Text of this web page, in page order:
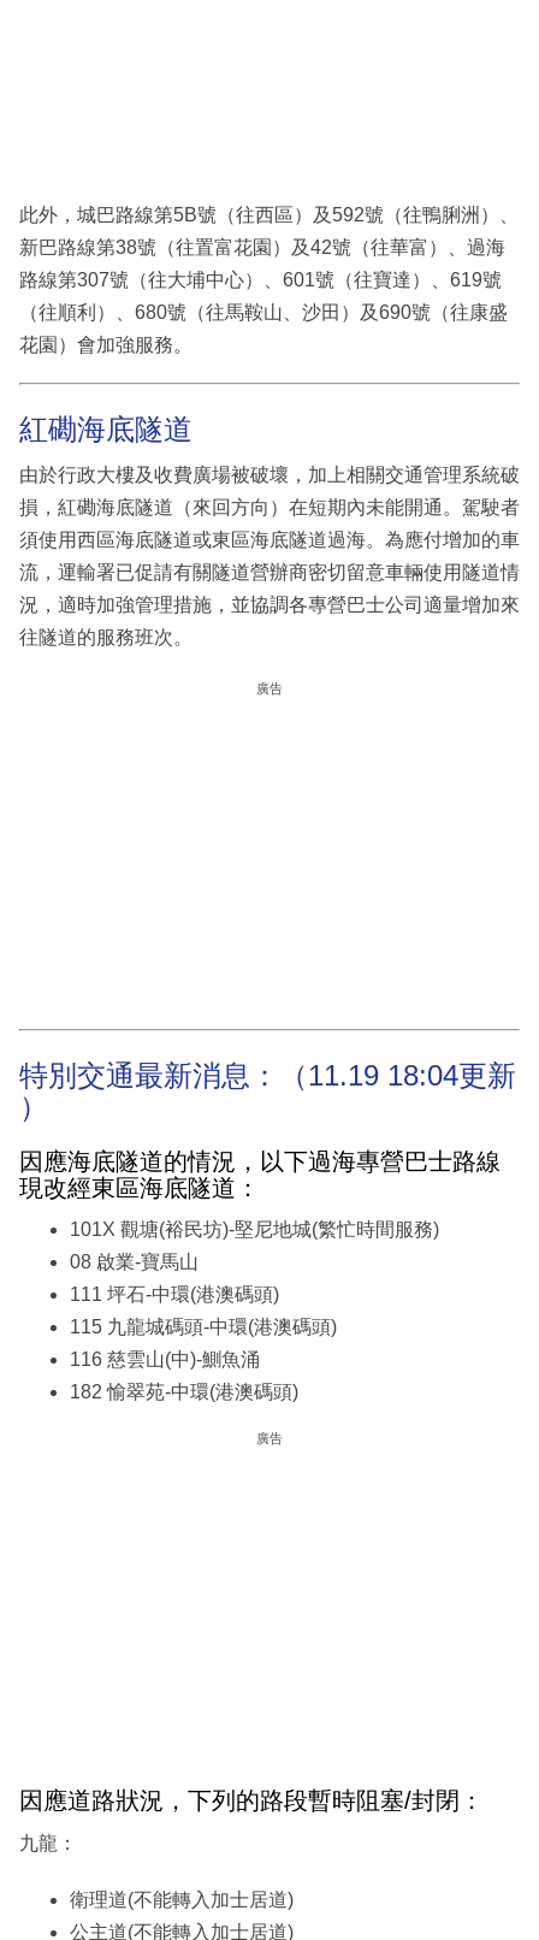
此外，城巴路線第5B號（往西區）及592號（往鴨脷洲）、
新巴路線第38號（往置富花園）及42號（往華富）、過海
路線第307號（往大埔中心）、601號（往寶達）、619號
（往順利）、680號（往馬鞍山、沙田）及690號（往康盛
花園）會加強服務。
紅磡海底隧道
由於行政大樓及收費廣場被破壞，加上相關交通管理系統破
損，紅磡海底隧道（來回方向）在短期內未能開通。駕駛者
須使用西區海底隧道或東區海底隧道過海。為應付增加的車
流，運輸署已促請有關隧道營辦商密切留意車輛使用隧道情
況，適時加強管理措施，並協調各專營巴士公司適量增加來
往隧道的服務班次。
廣告
特別交通最新消息：（11.19 18:04更新
）
因應海底隧道的情況，以下過海專營巴士路線
現改經東區海底隧道：
101X 觀塘(裕民坊)-堅尼地城(繁忙時間服務)
08 啟業-寶馬山
111 坪石-中環(港澳碼頭)
115 九龍城碼頭-中環(港澳碼頭)
116 慈雲山(中)-鰂魚涌
182 愉翠苑-中環(港澳碼頭)
廣告
因應道路狀況，下列的路段暫時阻塞/封閉：
九龍：
衛理道(不能轉入加士居道)
公主道(不能轉入加士居道)